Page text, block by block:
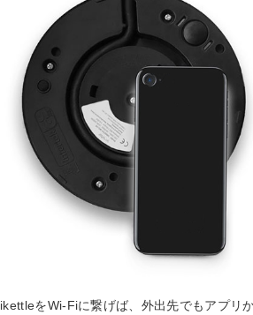
ikettleをWi-Fiに繋げば、外出先でもアプリ